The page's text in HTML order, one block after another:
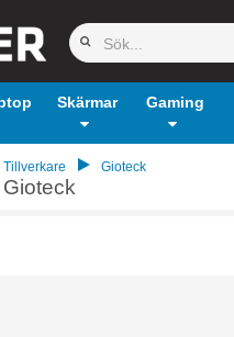
Skärmar Gaming
Tillverkare Gioteck
Gioteck